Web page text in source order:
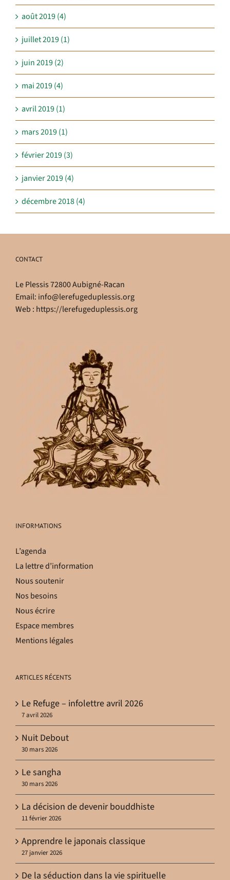
août 2019 (4)
juillet 2019 (1)
juin 2019 (2)
mai 2019 (4)
avril 2019 (1)
mars 2019 (1)
février 2019 (3)
janvier 2019 (4)
décembre 2018 (4)
CONTACT
Le Plessis 72800 Aubigné-Racan
Email: info@lerefugeduplessis.org
Web : https://lerefugeduplessis.org
INFORMATIONS
L’agenda
La lettre d’information
Nous soutenir
Nos besoins
Nous écrire
Espace membres
Mentions légales
ARTICLES RÉCENTS
Le Refuge – infolettre avril 2026
7 avril 2026
Nuit Debout
30 mars 2026
Le sangha
30 mars 2026
La décision de devenir bouddhiste
11 février 2026
Apprendre le japonais classique
27 janvier 2026
De la séduction dans la vie spirituelle